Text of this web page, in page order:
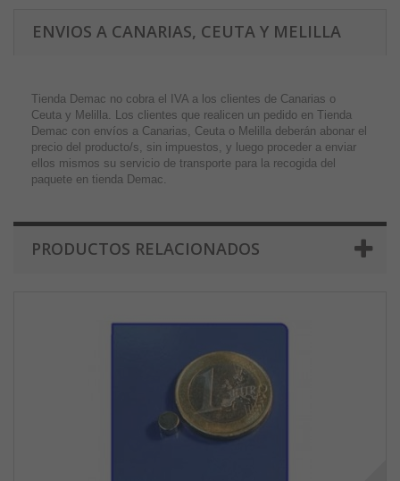
ENVIOS A CANARIAS, CEUTA Y MELILLA
Tienda Demac no cobra el IVA a los clientes de Canarias o
Ceuta y Melilla. Los clientes que realicen un pedido en Tienda
Demac con envíos a Canarias, Ceuta o Melilla deberán abonar el
precio del producto/s, sin impuestos, y luego proceder a enviar
ellos mismos su servicio de transporte para la recogida del
paquete en tienda Demac.
PRODUCTOS RELACIONADOS